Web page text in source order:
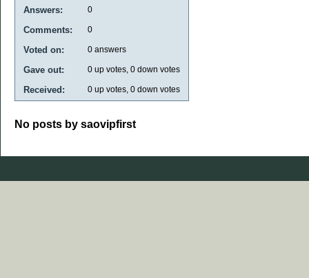
Answers: 0
Comments: 0
Voted on: 0 answers
Gave out: 0 up votes, 0 down votes
Received: 0 up votes, 0 down votes
No posts by saovipfirst